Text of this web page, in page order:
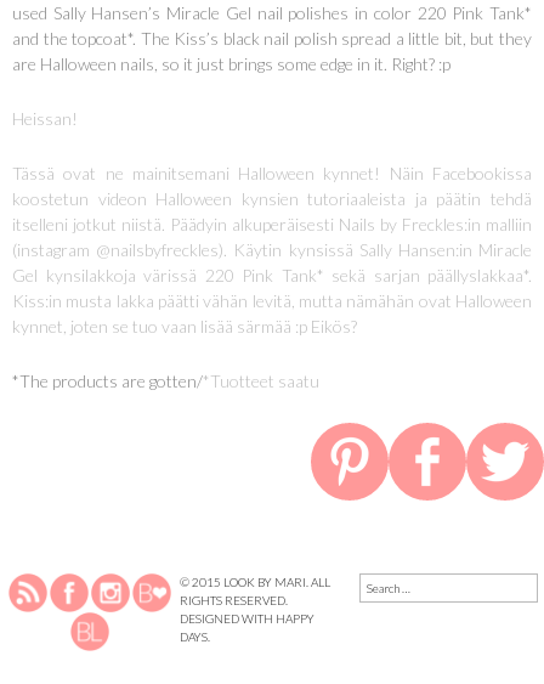
used Sally Hansen’s Miracle Gel nail polishes in color 220 Pink Tank*
and the topcoat*. The Kiss’s black nail polish spread a little bit, but they
are Halloween nails, so it just brings some edge in it. Right? :p
Heissan!
Tässä ovat ne mainitsemani Halloween kynnet! Näin Facebookissa
koostetun videon Halloween kynsien tutoriaaleista ja päätin tehdä
itselleni jotkut niistä. Päädyin alkuperäisesti Nails by Freckles:in malliin
(instagram @nailsbyfreckles). Käytin kynsissä Sally Hansen:in Miracle
Gel kynsilakkoja värissä 220 Pink Tank* sekä sarjan päällyslakkaa*.
Kiss:in musta lakka päätti vähän levitä, mutta nämähän ovat Halloween
kynnet, joten se tuo vaan lisää särmää :p Eikös?
*The products are gotten/*Tuotteet saatu
© 2015 LOOK BY MARI. ALL
RIGHTS RESERVED.
DESIGNED WITH HAPPY
DAYS.
FOR: